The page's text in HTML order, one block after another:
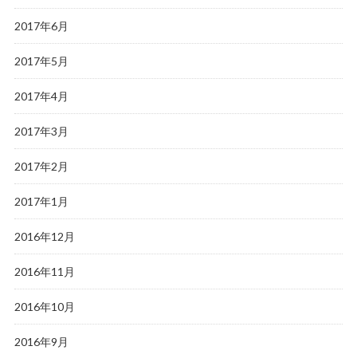
2017年6月
2017年5月
2017年4月
2017年3月
2017年2月
2017年1月
2016年12月
2016年11月
2016年10月
2016年9月